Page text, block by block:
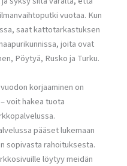
vuotaa. Kun
saat kattotarkastuksen
joita ovat
Pöytyä, Rusko ja Turku.
korjaaminen on
voit hakea tuota
pääset lukemaan
sopivasta rahoituksesta.
löytyy meidän